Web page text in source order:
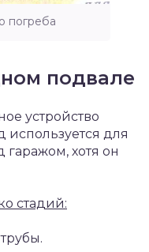
погреба
подвале
устройство
для
гаражом, хотя он
стадий: